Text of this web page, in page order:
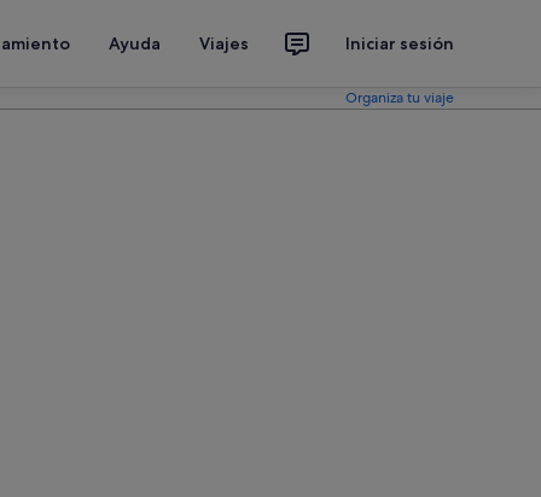
Ayuda Viajes Iniciar sesión
Organiza tu viaje